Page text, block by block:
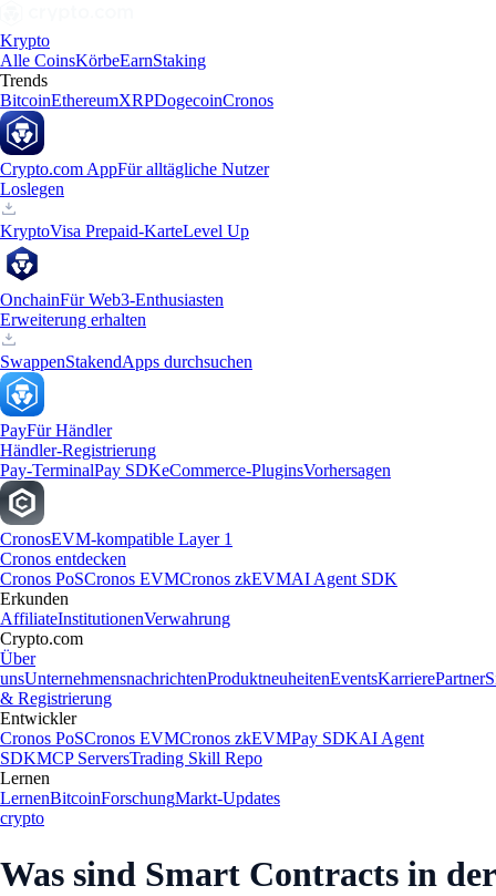
Krypto
Alle CoinsKörbeEarnStaking
Trends
BitcoinEthereumXRPDogecoinCronos
Crypto.com AppFür alltägliche Nutzer
Loslegen
KryptoVisa Prepaid-KarteLevel Up
OnchainFür Web3-Enthusiasten
Erweiterung erhalten
SwappenStakendApps durchsuchen
PayFür Händler
Händler-Registrierung
Pay-TerminalPay SDKeCommerce-PluginsVorhersagen
CronosEVM-kompatible Layer 1
Cronos entdecken
Cronos PoSCronos EVMCronos zkEVMAI Agent SDK
Erkunden
AffiliateInstitutionenVerwahrung
Crypto.com
Über
unsUnternehmensnachrichtenProduktneuheitenEventsKarrierePartner
& Registrierung
Entwickler
Cronos PoSCronos EVMCronos zkEVMPay SDKAI Agent
SDKMCP ServersTrading Skill Repo
Lernen
LernenBitcoinForschungMarkt-Updates
crypto
Was sind Smart Contracts in der